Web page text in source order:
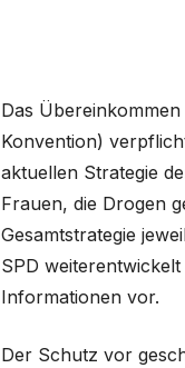
Das
Konvention)
aktuellen Strategie
Frauen, die Drogen
Gesamtstrategie
SPD
Informationen vor.
Der Schutz vor